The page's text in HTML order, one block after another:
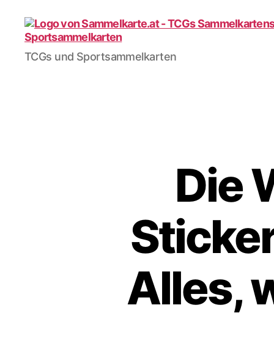
Sammelkarte.at
TCGs und Sportsammelkarten
Die
Alles,